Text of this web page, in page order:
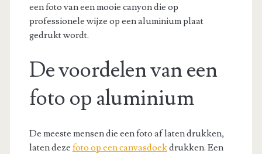
een foto van een mooie canyon die op
professionele wijze op een aluminium plaat
gedrukt wordt.
De voordelen van een
foto op aluminium
De meeste mensen die een foto af laten drukken,
laten deze foto op een canvasdoekdrukken. Een